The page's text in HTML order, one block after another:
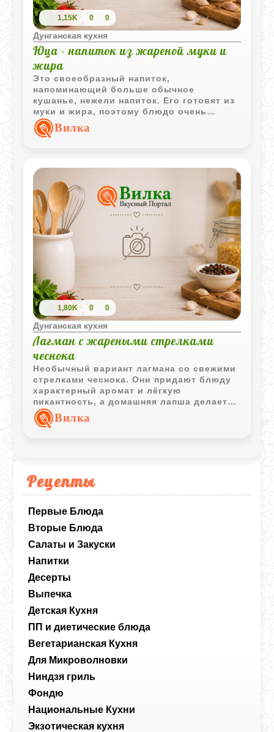
Рецепты
Первые Блюда
Вторые Блюда
Салаты и Закуски
Напитки
Десерты
Выпечка
Детская Кухня
ПП и диетические блюда
Вегетарианская Кухня
Для Микроволновки
Ниндзя гриль
Фондю
Национальные Кухни
Экзотическая кухня
1,15K 0 0
Дунганская кухня
Юца - напиток из жареной муки и
жира
Это своеобразный напиток,
напоминающий больше обычное
кушанье, нежели напиток. Его готовят из
муки и жира, поэтому блюдо очень
сытное. Подают к столу с хлебом и
жареными овощами.
Вилка
1,80K 0 0
Дунганская кухня
Лагман с жареными стрелками
чеснока
Необычный вариант лагмана со свежими
стрелками чеснока. Они придают блюду
характерный аромат и лёгкую
пикантность, а домашняя лапша делает
подачу особенно сытной и
выразительной.
Вилка